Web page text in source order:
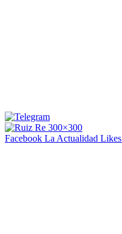
Facebook La Actualidad Likes